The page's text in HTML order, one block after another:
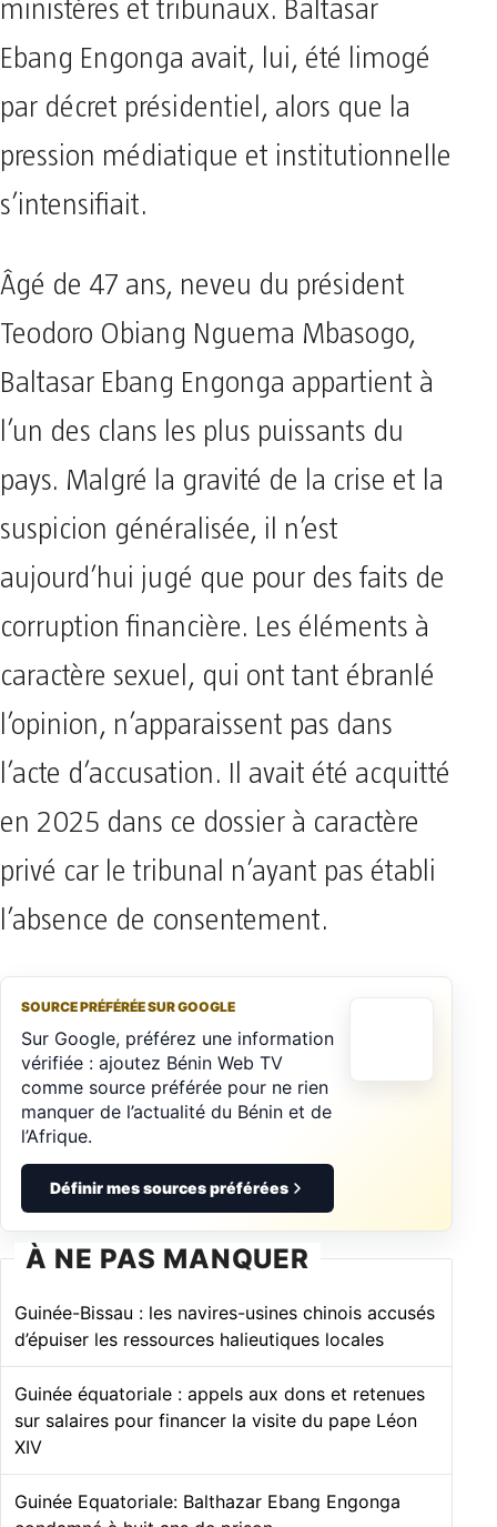
ministères et tribunaux. Baltasar
Ebang Engonga avait, lui, été limogé
par décret présidentiel, alors que la
pression médiatique et institutionnelle
s’intensifiait.
Âgé de 47 ans, neveu du président
Teodoro Obiang Nguema Mbasogo,
Baltasar Ebang Engonga appartient à
l’un des clans les plus puissants du
pays. Malgré la gravité de la crise et la
suspicion généralisée, il n’est
aujourd’hui jugé que pour des faits de
corruption financière. Les éléments à
caractère sexuel, qui ont tant ébranlé
l’opinion, n’apparaissent pas dans
l’acte d’accusation. Il avait été acquitté
en 2025 dans ce dossier à caractère
privé car le tribunal n’ayant pas établi
l’absence de consentement.
SOURCE PRÉFÉRÉE SUR GOOGLE
Sur Google, préférez une information
vérifiée : ajoutez Bénin Web TV
comme source préférée pour ne rien
manquer de l’actualité du Bénin et de
l’Afrique.
Définir mes sources préférées
À NE PAS MANQUER
Guinée-Bissau : les navires-usines chinois accusés
d’épuiser les ressources halieutiques locales
Guinée équatoriale : appels aux dons et retenues
sur salaires pour financer la visite du pape Léon
XIV
Guinée Equatoriale: Balthazar Ebang Engonga